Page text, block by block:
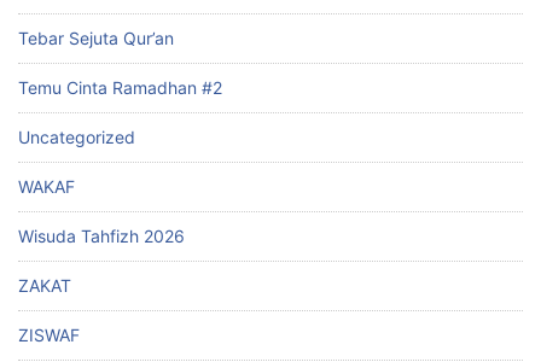
Tebar Sejuta Qur’an
Temu Cinta Ramadhan #2
Uncategorized
WAKAF
Wisuda Tahfizh 2026
ZAKAT
ZISWAF